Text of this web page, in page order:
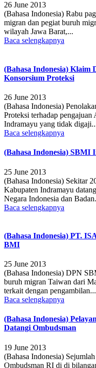
26 June 2013
(Bahasa Indonesia) Rabu
migran dan pegiat buruh
wilayah Jawa Barat,...
Baca selengkapnya
(Bahasa Indonesia)
Konsorsium Proteksi
26 June 2013
(Bahasa Indonesia)
Proteksi terhadap
Indramayu yang tidak
Baca selengkapnya
(Bahasa Indonesia) SBMI
25 June 2013
(Bahasa Indonesia) Sekitar
Kabupaten Indramayu
Negara Indonesia dan
Baca selengkapnya
(Bahasa Indonesia) PT.
BMI
25 June 2013
(Bahasa Indonesia) DPN
buruh migran Taiwan dari
terkait dengan pengambilan...
Baca selengkapnya
(Bahasa Indonesia)
Datangi Ombudsman
19 June 2013
(Bahasa Indonesia)
Ombudsman RI di di